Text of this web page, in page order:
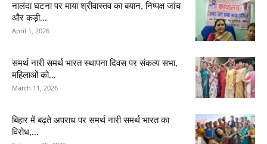
नालंदा घटना पर माया श्रीवास्तव का बयान, निष्पक्ष जांच
और कड़ी...
April 1, 2026
समर्थ नारी समर्थ भारत स्थापना दिवस पर संकल्प सभा,
महिलाओं को...
March 11, 2026
बिहार में बढ़ते अपराध पर समर्थ नारी समर्थ भारत का
विरोध,...